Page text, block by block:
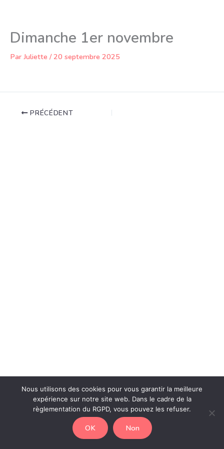
contenuDimanche 1er novembre
Par Juliette /20 septembre 2025
PRÉCÉDENT
Copyright © 2026 | Association Memoki
Nous utilisons des cookies pour vous garantir la meilleure
expérience sur notre site web. Dans le cadre de la
règlementation du RGPD, vous pouvez les refuser.
OK Non